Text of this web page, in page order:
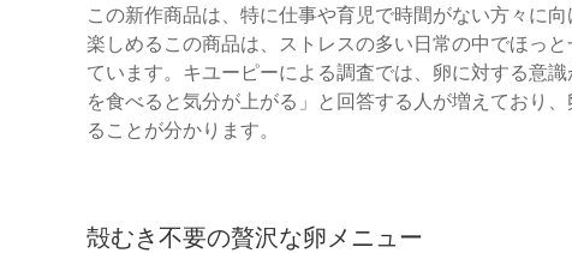
この新作商品は、特に仕事や育児で時間がない方々に
楽しめるこの商品は、ストレスの多い日常の中でほっ
ています。キユーピーによる調査では、卵に対する意
を食べると気分が上がる」と回答する人が増えており
ることが分かります。
殻むき不要の贅沢な卵メニュー